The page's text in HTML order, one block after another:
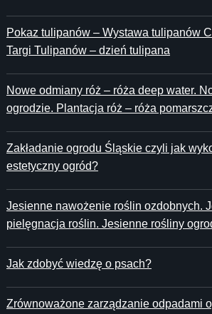
Pokaz tulipanów – Wystawa tulipanów
Targi Tulipanów – dzień tulipana
Nowe odmiany róż – róża deep water.
ogrodzie. Plantacja róż – róża
Zakładanie ogrodu Śląskie czyli jak
estetyczny ogród?
Jesienne nawożenie roślin ozdobnych.
pielęgnacja roślin. Jesienne rośliny
Jak zdobyć wiedzę o psach?
Zrównoważone zarządzanie odpadami